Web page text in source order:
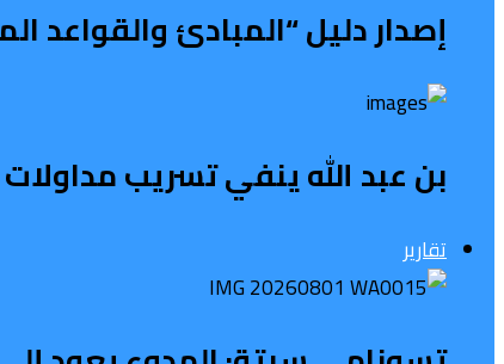
إصدار دليل “المبادئ والقواعد
بن عبد الله ينفي تسريب مداولات
تقارير